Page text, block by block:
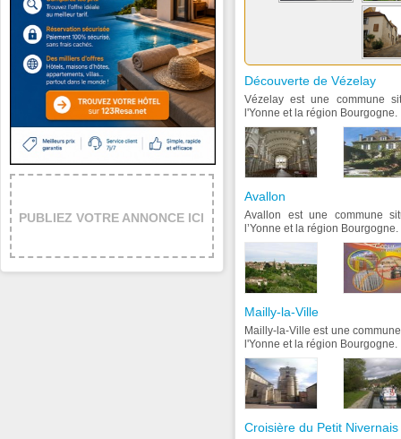
Découverte de Vézelay
Vézelay est une commune
l'Yonne et la région Bourgogne.
Avallon
Avallon est une commune
l’Yonne et la région Bourgogne.
Mailly-la-Ville
Mailly-la-Ville est une
l'Yonne et la région Bourgogne.
Croisière du Petit Nivernais
PUBLIEZ VOTRE ANNONCE ICI